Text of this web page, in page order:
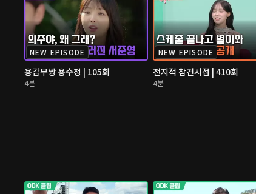
NEW EPISODE
용감무쌍 용수정 | 105회
4분
NEW EPISODE
전지적 참견시점 | 410회
4분